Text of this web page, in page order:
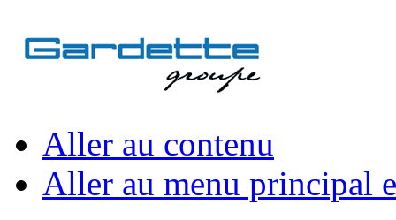
Aller au contenu
Aller au menu principal